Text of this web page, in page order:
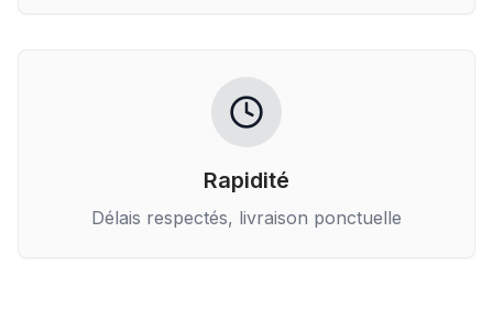
Rapidité
Délais respectés, livraison ponctuelle